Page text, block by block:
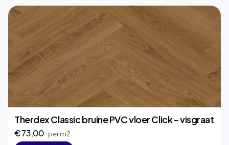
Therdex Classic bruine PVC vloer Click – visgraat
€ 73,00 per m2